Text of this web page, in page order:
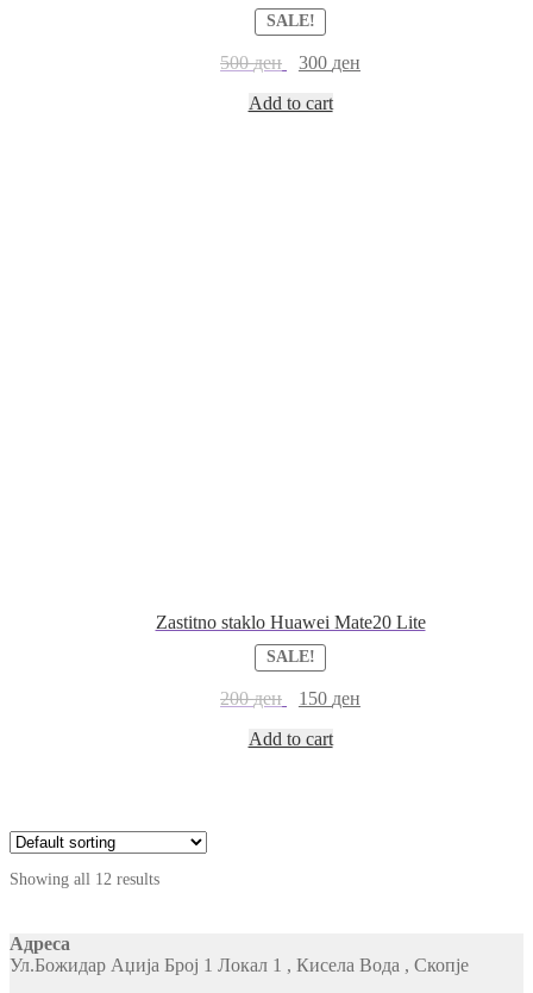
SALE!
500ден 300 ден
Add to cart
Zastitno staklo Huawei Mate20 Lite
SALE!
200ден 150 ден
Add to cart
Showing all 12 results
Адреса
Ул.Божидар Аџија Број 1 Локал 1 , Кисела Вода , Скопје